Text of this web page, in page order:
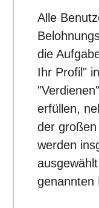
Alle
die
Ihr Profil"
erfüllen,
der
werden
genannten